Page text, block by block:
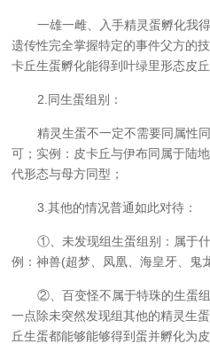
一雄一雌、入手精灵蛋孵化我
遗传性完全掌握特定的事件父方的
卡丘生蛋孵化能得到叶绿里形态皮丘
2.同生蛋组别：
精灵生蛋不一定不需要同属性
可；实例：皮卡丘与伊布同属于陆
代形态与母方同型；
3.其他的情况普通如此对待：
①、未发现组生蛋组别：属于
例：神兽(超梦、凤凰、海皇牙、鬼
②、百变怪不属于特珠的生蛋
一点除未突然发现组其他的精灵生
丘生蛋都能够能够得到蛋并孵化为